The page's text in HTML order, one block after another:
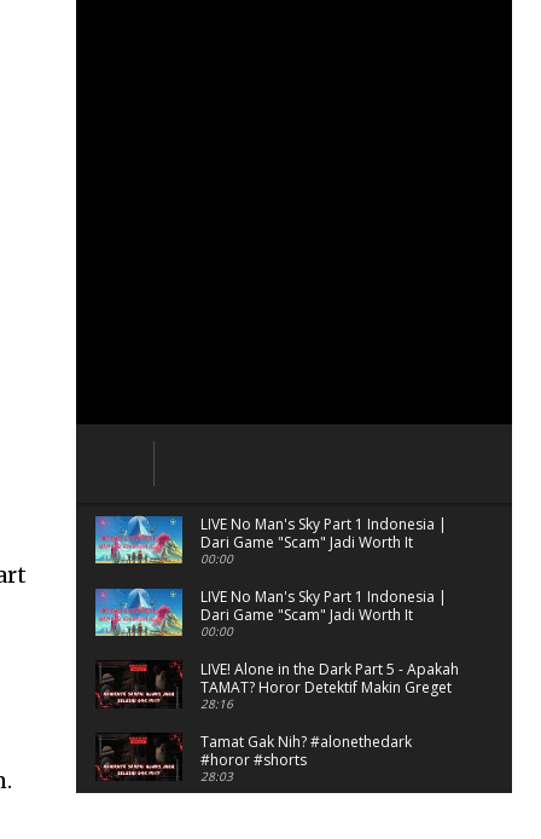
LIVE No Man's Sky Part 1 Indonesia |
Dari Game "Scam" Jadi Worth It
Banget?
00:00
LIVE No Man's Sky Part 1 Indonesia |
Dari Game "Scam" Jadi Worth It
Banget? (Portrait)
00:00
LIVE! Alone in the Dark Part 5 - Apakah
TAMAT? Horor Detektif Makin Greget
28:16
Tamat Gak Nih? #alonethedark
#horor #shorts
28:03